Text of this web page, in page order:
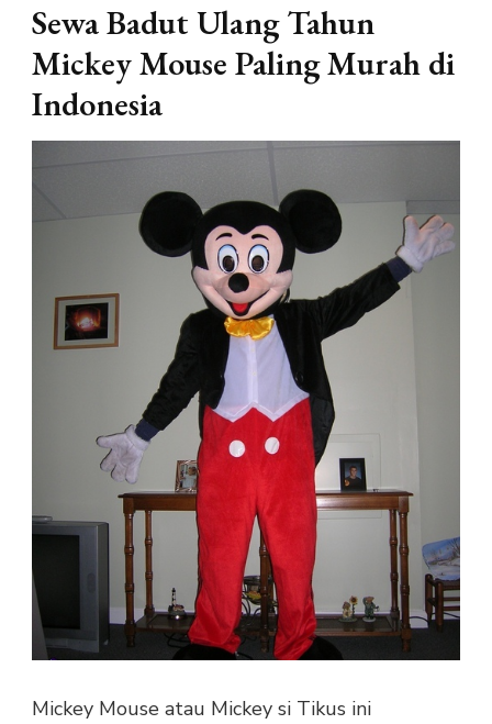
Sewa Badut Ulang Tahun
Mickey Mouse Paling Murah di
Indonesia
Mickey Mouse atau Mickey si Tikus ini